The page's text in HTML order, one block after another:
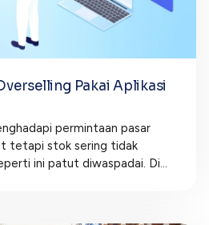
Pakai Aplikasi
permintaan pasar
tetapi stok sering tidak
ini patut diwaspadai. Di...